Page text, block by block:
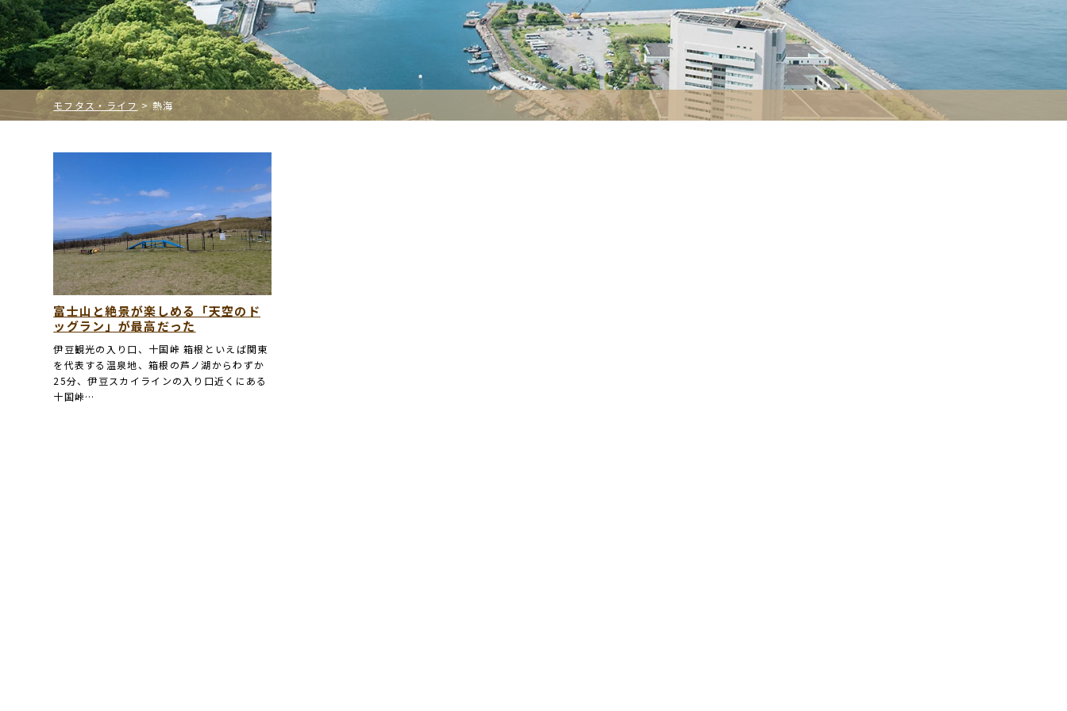
モフタス・ライフ > 熱海
富士山と絶景が楽しめる「天空のド
ッグラン」が最高だった
伊豆観光の入り口、十国峠 箱根といえば関東
を代表する温泉地、箱根の芦ノ湖からわずか
25分、伊豆スカイラインの入り口近くにある
十国峠…